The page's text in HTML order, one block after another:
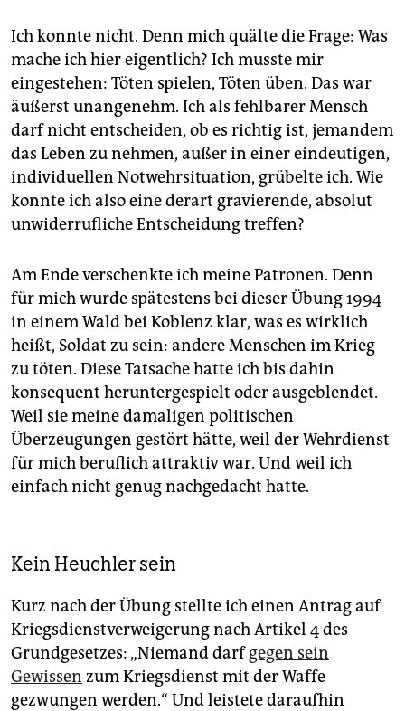
Ich konnte nicht. Denn mich quälte die Frage: Was
mache ich hier eigentlich? Ich musste mir
eingestehen: Töten spielen, Töten üben. Das war
äußerst unangenehm. Ich als fehlbarer Mensch
darf nicht entscheiden, ob es richtig ist, jemandem
das Leben zu nehmen, außer in einer eindeutigen,
individuellen Notwehrsituation, grübelte ich. Wie
konnte ich also eine derart gravierende, absolut
unwiderrufliche Entscheidung treffen?
Am Ende verschenkte ich meine Patronen. Denn
für mich wurde spätestens bei dieser Übung 1994
in einem Wald bei Koblenz klar, was es wirklich
heißt, Soldat zu sein: andere Menschen im Krieg
zu töten. Diese Tatsache hatte ich bis dahin
konsequent heruntergespielt oder ausgeblendet.
Weil sie meine damaligen politischen
Überzeugungen gestört hätte, weil der Wehrdienst
für mich beruflich attraktiv war. Und weil ich
einfach nicht genug nachgedacht hatte.
Kein Heuchler sein
Kurz nach der Übung stellte ich einen Antrag auf
Kriegsdienstverweigerung nach Artikel 4 des
Grundgesetzes: „Niemand darfgegen sein
Gewissen zum Kriegsdienst mit der Waffe
gezwungen werden.“ Und leistete daraufhin